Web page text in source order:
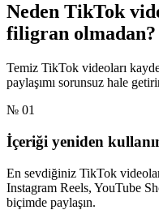
Neden TikTok
filigran olmadan?
Temiz TikTok videoları
paylaşımı sorunsuz hale
№ 01
İçeriği yeniden
En sevdiğiniz TikTok
Instagram Reels, YouTube
biçimde paylaşın.